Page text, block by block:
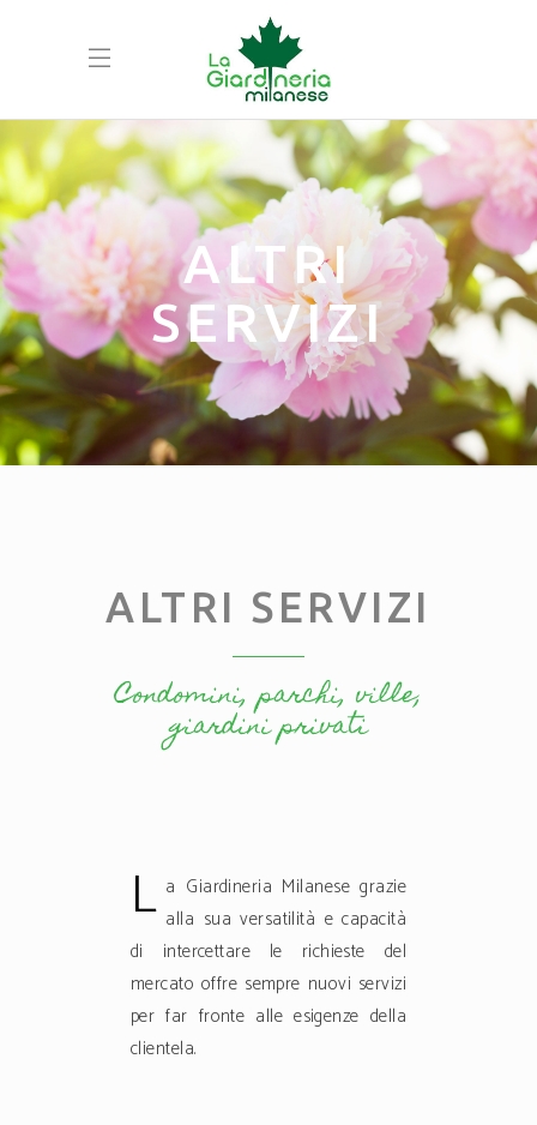
ALTRI
SERVIZI
ALTRI SERVIZI
Condomini, parchi, ville,
giardini privati
L a Giardineria Milanese grazie
alla sua versatilità e capacità
di intercettare le richieste del
mercato offre sempre nuovi servizi
per far fronte alle esigenze della
clientela.